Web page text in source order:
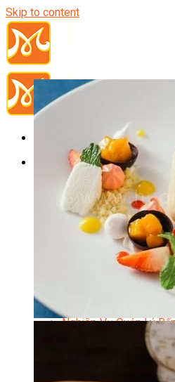
Skip to content
Đầu Bếp
Bếp Trưởng Điều Hành
Nghiệp Vụ Bếp Trưởng
Nghiệp Vụ Bếp Quốc Tế
Nghiệp Vụ Bếp Trưởng
Nghiệp Vụ Bếp Trưởng
Nghiệp Vụ Bếp Trưởng
Nghiệp Vụ Bếp
Nghiệp Vụ Bếp Trưởng
Nghiệp Vụ Bếp Hàn
Nghiệp Vụ Quản Lý
Nghiệp Vụ Cấp Dưỡng
Nghiệp Vụ Bếp Phụ
Điểm Tâm Hồng Kông